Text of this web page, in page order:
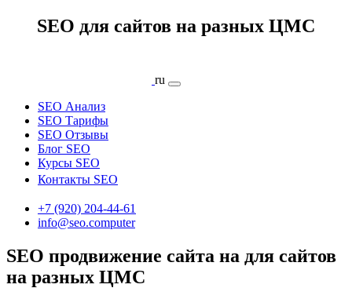
SEO для сайтов на разных ЦМС
ru
SEO Анализ
SEO Тарифы
SEO Отзывы
Блог SEO
Курсы SEO
Контакты SEO
+7 (920) 204-44-61
info@seo.computer
SEO продвижение сайта на для сайтов
на разных ЦМС